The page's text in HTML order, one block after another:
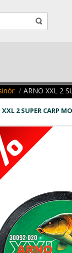
ARNO XXL 2
2 SUPER CARP